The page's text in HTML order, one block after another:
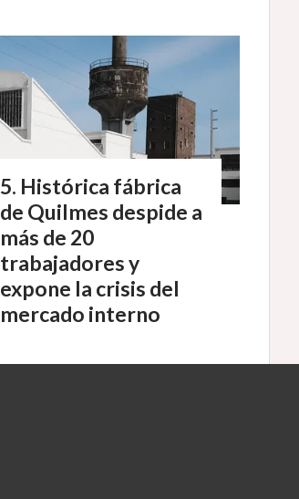
Histórica fábrica
de Quilmes despide a
más de 20
trabajadores y
expone la crisis del
mercado interno